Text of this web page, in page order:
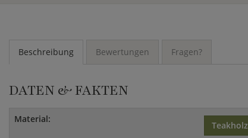
Beschreibung Bewertungen Fragen?
DATEN & FAKTEN
Material:
Teakholz